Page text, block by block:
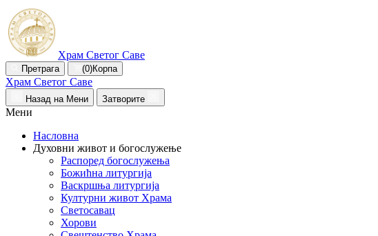
Храм Светог Саве
Претрага (0)Корпа
Храм Светог Саве
Назад на Мени Затворите
Мени
Насловна
Духовни живот и богослужење
Распоред богослужења
Божићна литургија
Васкршња литургија
Културни живот Храма
Светосавац
Хорови